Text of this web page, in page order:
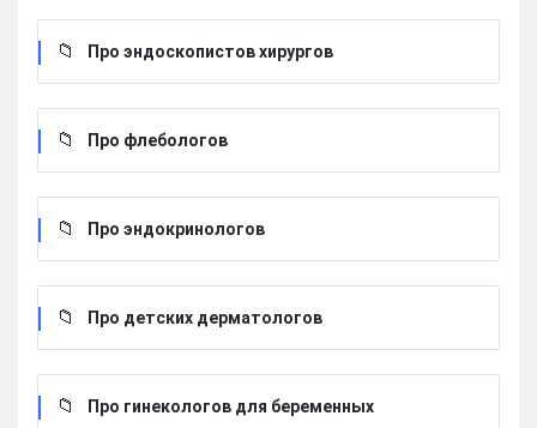
Про эндоскопистов хирургов
Про флебологов
Про эндокринологов
Про детских дерматологов
Про гинекологов для беременных